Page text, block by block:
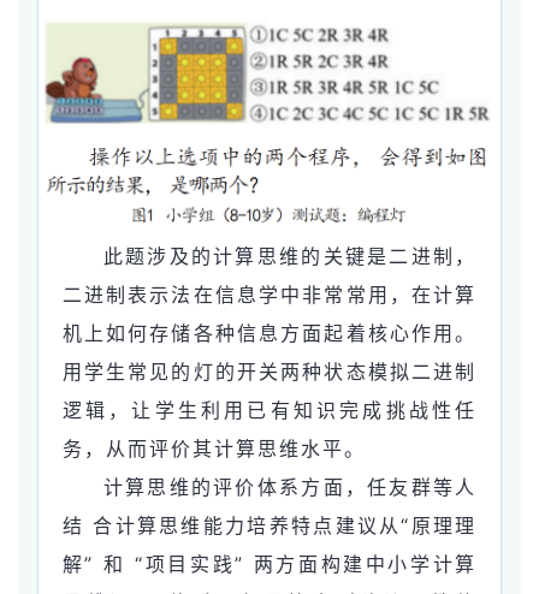
此题涉及的计算思维的关键是二进制，
二进制表示法在信息学中非常常用，在计算
机上如何存储各种信息方面起着核心作用。
用学生常见的灯的开关两种状态模拟二进制
逻辑，让学生利用已有知识完成挑战性任
务，从而评价其计算思维水平。
计算思维的评价体系方面，任友群等人
结 合计算思维能力培养特点建议从“原理理
解” 和 “项目实践” 两方面构建中小学计算